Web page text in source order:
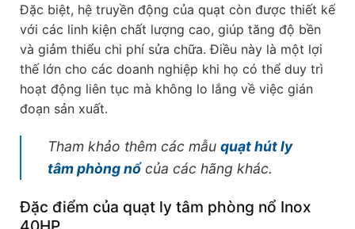
Đặc biệt, hệ truyền động của quạt còn được thiết kế
với các linh kiện chất lượng cao, giúp tăng độ bền
và giảm thiểu chi phí sửa chữa. Điều này là một lợi
thế lớn cho các doanh nghiệp khi họ có thể duy trì
hoạt động liên tục mà không lo lắng về việc gián
đoạn sản xuất.
Tham khảo thêm các mẫu quạt hút ly
tâm phòng nổcủa các hãng khác.
Đặc điểm của quạt ly tâm phòng nổ Inox